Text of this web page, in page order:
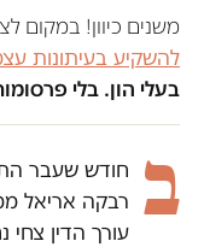
משנים כיוון! במקום
להשקיע בעיתונות
בעלי הון. בלי
ב חודש שעבר
רבקה אריאל
עורך הדין צחי